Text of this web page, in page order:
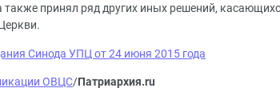
также принял ряд других иных решений,
Синода УПЦ от 24 июня 2015 года
ОВЦС/Патриархия.ru